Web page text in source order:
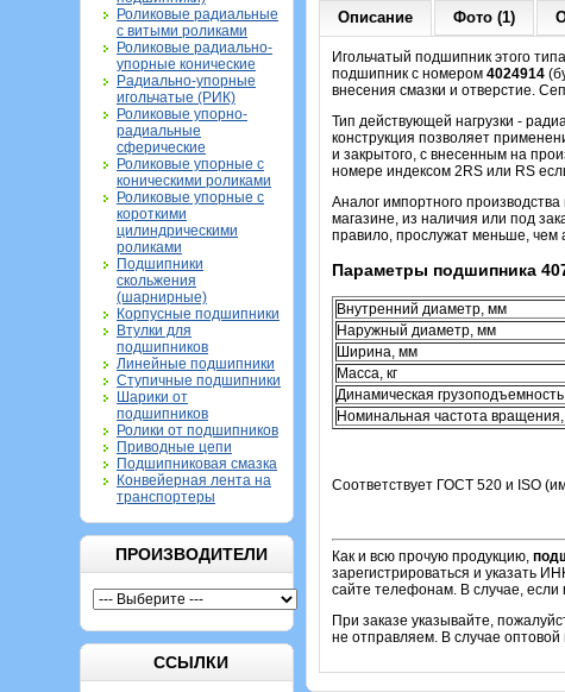
Роликовые радиальные
с витыми роликами
Роликовые радиально-
упорные конические
Радиально-упорные
игольчатые (РИК)
Роликовые упорно-
радиальные
сферические
Роликовые упорные с
коническими роликами
Роликовые упорные с
короткими
цилиндрическими
роликами
Подшипники
скольжения
(шарнирные)
Корпусные подшипники
Втулки для
подшипников
Линейные подшипники
Ступичные подшипники
Шарики от
подшипников
Ролики от подшипников
Приводные цепи
Подшипниковая смазка
Конвейерная лента на
транспортеры
ПРОИЗВОДИТЕЛИ
ССЫЛКИ
Описание Фото (1)
Игольчатый подшипник этого
подшипник с номером 4024914
внесения смазки и отверстие.
Тип действующей нагрузки -
конструкция позволяет
и закрытого, с внесенным на
номере индексом 2RS или RS
Аналог импортного
магазине, из наличия или под
правило, прослужат меньше, чем
Параметры подшипника
Внутренний диаметр, мм
Наружный диаметр, мм
Ширина, мм
Масса, кг
Динамическая
Номинальная частота
Соответствует ГОСТ 520 и ISO
Как и всю прочую продукцию,
зарегистрироваться и указать
сайте телефонам. В случае, если
При заказе указывайте,
не отправляем. В случае